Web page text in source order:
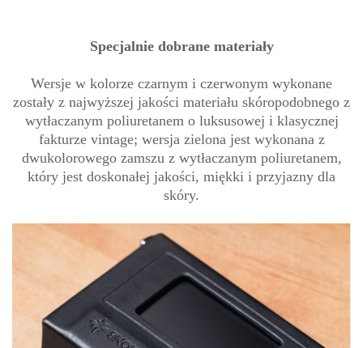
Specjalnie dobrane materiały
Wersje w kolorze czarnym i czerwonym wykonane
zostały z najwyższej jakości materiału skóropodobnego z
wytłaczanym poliuretanem o luksusowej i klasycznej
fakturze vintage; wersja zielona jest wykonana z
dwukolorowego zamszu z wytłaczanym poliuretanem,
który jest doskonałej jakości, miękki i przyjazny dla
skóry.